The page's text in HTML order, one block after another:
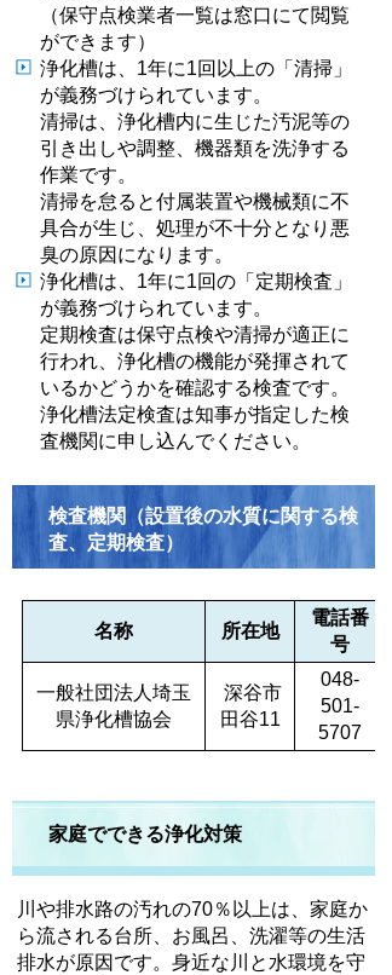
（保守点検業者一覧は窓口にて閲覧
ができます）
浄化槽は、1年に1回以上の「清掃」
が義務づけられています。
清掃は、浄化槽内に生じた汚泥等の
引き出しや調整、機器類を洗浄する
作業です。
清掃を怠ると付属装置や機械類に不
具合が生じ、処理が不十分となり悪
臭の原因になります。
浄化槽は、1年に1回の「定期検査」
が義務づけられています。
定期検査は保守点検や清掃が適正に
行われ、浄化槽の機能が発揮されて
いるかどうかを確認する検査です。
浄化槽法定検査は知事が指定した検
査機関に申し込んでください。
検査機関（設置後の水質に関する検
査、定期検査）
名称 所在地
電話番
号
一般社団法人埼玉
県浄化槽協会
深谷市
田谷11
048-
501-
5707
家庭でできる浄化対策
川や排水路の汚れの70％以上は、家庭か
ら流される台所、お風呂、洗濯等の生活
排水が原因です。身近な川と水環境を守